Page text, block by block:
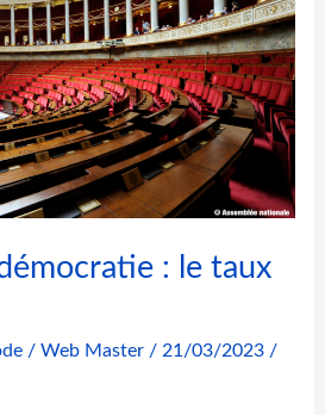
: le taux
/Web Master / 21/03/2023 /